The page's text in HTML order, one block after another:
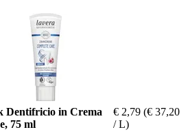
Dentifricio in Crema
75 ml
€ 2,79 (€ 37,20
/ L)